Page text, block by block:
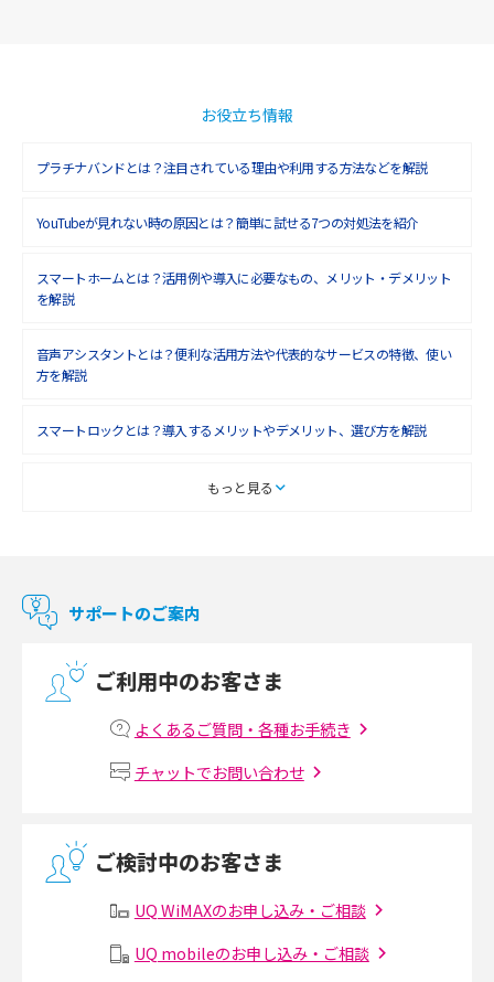
2018年7月(6)
2018年6月(6)
2018年4月(7)
2018年2月(6)
2017年10月(4)
2017年8月(4)
2017年7月(6)
2017年6月(6)
2017年4月(8)
2017年3月(9)
2017年2月(7)
2017年1月(6)
お役立ち情報
プラチナバンドとは？注目されている理由や利用する方法などを解説
YouTubeが見れない時の原因とは？簡単に試せる7つの対処法を紹介
スマートホームとは？活用例や導入に必要なもの、メリット・デメリット
を解説
音声アシスタントとは？便利な活用方法や代表的なサービスの特徴、使い
方を解説
スマートロックとは？導入するメリットやデメリット、選び方を解説
スマートテレビとは？特徴や選び方、使い方をわかりやすく解説
マンションで使えるWi-Fiは？種類ごとの特徴や選び方を紹介
マンションで光回線の利用を始める手順は？設備状況の確認方法も解説
Wi-Fiルーターの設定方法をわかりやすく解説！事前に準備すべきものも紹
無線LANとは？メリット・デメリットや接続方法を解説
メッシュWi-Fiとは？仕組みやメリット・デメリット、中継機との違いを解
もっと見る
サポートのご案内
ご利用中のお客さま
よくあるご質問・各種お手続き
チャットでお問い合わせ
ご検討中のお客さま
UQ WiMAXのお申し込み・ご相談
UQ mobileのお申し込み・ご相談